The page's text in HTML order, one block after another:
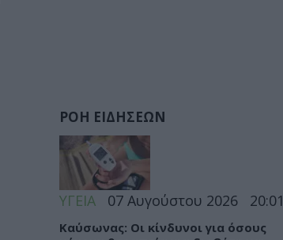
ΡΟΗ ΕΙΔΗΣΕΩΝ
ΥΓΕΙΑ 07 Αυγούστου 2026 20:01
Καύσωνας: Οι κίνδυνοι για όσους